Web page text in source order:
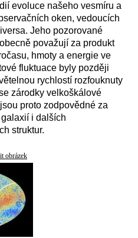
evoluce našeho vesmíru a
oken, vedoucích
Jeho pozorované
považují za produkt
hmoty a energie ve
fluktuace byly později
rychlostí rozfouknuty
zárodky velkoškálové
proto zodpovědné za
i dalších
struktur.
obrázek